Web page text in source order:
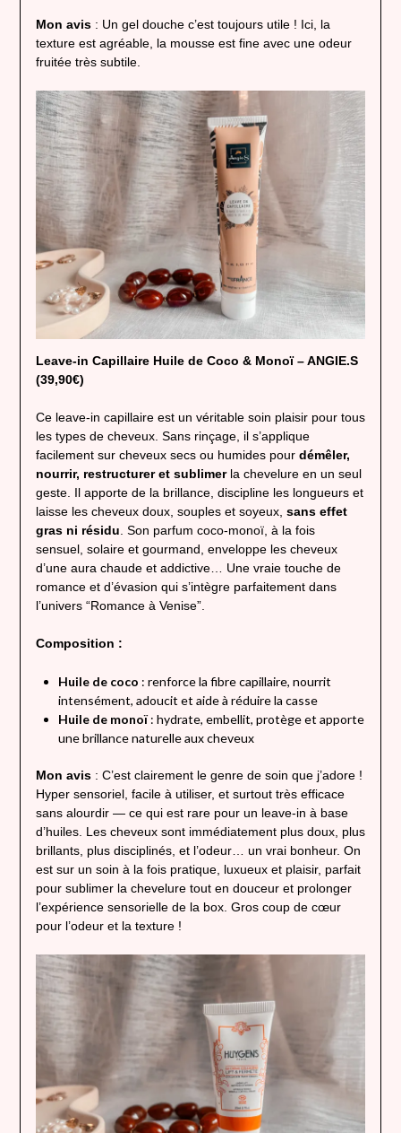
Mon avis: Un gel douche c’est toujours utile ! Ici, la
texture est agréable, la mousse est fine avec une odeur
fruitée très subtile.
Leave-in Capillaire Huile de Coco & Monoï – ANGIE.S
(39,90€)
Ce leave-in capillaire est un véritable soin plaisir pour tous
les types de cheveux. Sans rinçage, il s’applique
facilement sur cheveux secs ou humides pour démêler,
nourrir, restructurer et sublimerla chevelure en un seul
geste. Il apporte de la brillance, discipline les longueurs et
laisse les cheveux doux, souples et soyeux, sans effet
gras ni résidu . Son parfum coco-monoï, à la fois
sensuel, solaire et gourmand, enveloppe les cheveux
d’une aura chaude et addictive… Une vraie touche de
romance et d’évasion qui s’intègre parfaitement dans
l’univers “Romance à Venise”.
Composition :
Huile de coco : renforce la fibre capillaire, nourrit
intensément, adoucit et aide à réduire la casse
Huile de monoï: hydrate, embellit, protège et apporte
une brillance naturelle aux cheveux
Mon avis: C’est clairement le genre de soin que j’adore !
Hyper sensoriel, facile à utiliser, et surtout très efficace
sans alourdir — ce qui est rare pour un leave-in à base
d’huiles. Les cheveux sont immédiatement plus doux, plus
brillants, plus disciplinés, et l’odeur… un vrai bonheur. On
est sur un soin à la fois pratique, luxueux et plaisir, parfait
pour sublimer la chevelure tout en douceur et prolonger
l’expérience sensorielle de la box. Gros coup de cœur
pour l’odeur et la texture !